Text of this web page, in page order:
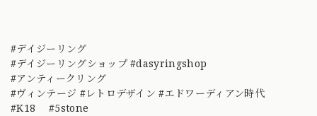
#デイジーリング
#デイジーリングショップ #dasyringshop
#アンティークリング
#ヴィンテージ #レトロデザイン #エドワーディアン時代
#K18 #5stone